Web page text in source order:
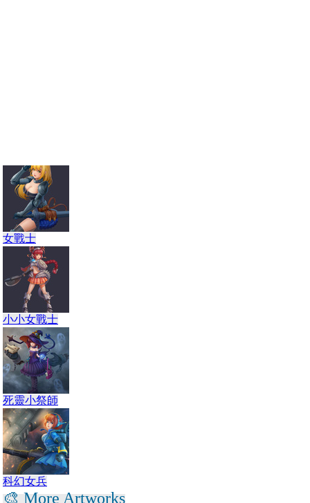
女戰士
小小女戰士
死靈小祭師
科幻女兵
🎨 More Artworks